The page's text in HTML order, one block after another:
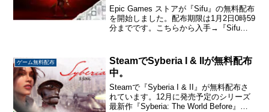
が無料配布中。
Epic Games ストアが『Sifu』の無料配布
を開始しました。配布期限は1月2日0時59
分までです。こちらから入手→『Sifu』
クションゲーム。敵に負けて死ん...
ゲーム無料配布
SteamでSyberia I & IIが無料配布
中。
Steamで『Syberia I & II』が無料配布さ
れています。12月に発売予定のシリーズ
最新作『Syberia: The World Before』の